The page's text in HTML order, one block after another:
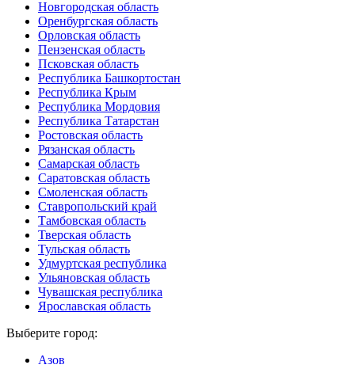
Новгородская область
Оренбургская область
Орловская область
Пензенская область
Псковская область
Республика Башкортостан
Республика Крым
Республика Мордовия
Республика Татарстан
Ростовская область
Рязанская область
Самарская область
Саратовская область
Смоленская область
Ставропольский край
Тамбовская область
Тверская область
Тульская область
Удмуртская республика
Ульяновская область
Чувашская республика
Ярославская область
Выберите город:
Азов